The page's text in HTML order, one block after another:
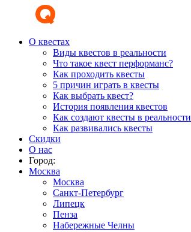
О квестах
Виды квестов в реальности
Что такое квест перформанс?
Как проходить квесты
5 причин играть в квесты
Как выбрать квест?
История появления квестов
Как создают квесты в реальности
Как развивались квесты
Скидки
О нас
Город:
Москва
Москва
Санкт-Петербург
Липецк
Пенза
Набережные Челны